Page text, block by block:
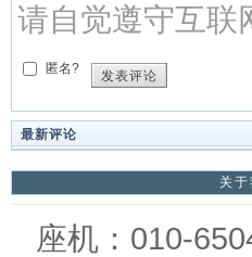
请自觉遵守互联
匿名?
发表评论
最新评论
关于
座机：010-